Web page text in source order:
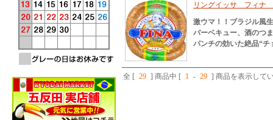
リングイッサ フィナ
激ウマ！！ブラジル風
バーベキュー、酒のつ
パンチの効いた絶品“チ
全 [ 29 ] 商品中 [ 1 - 29 ] 商品を表示して